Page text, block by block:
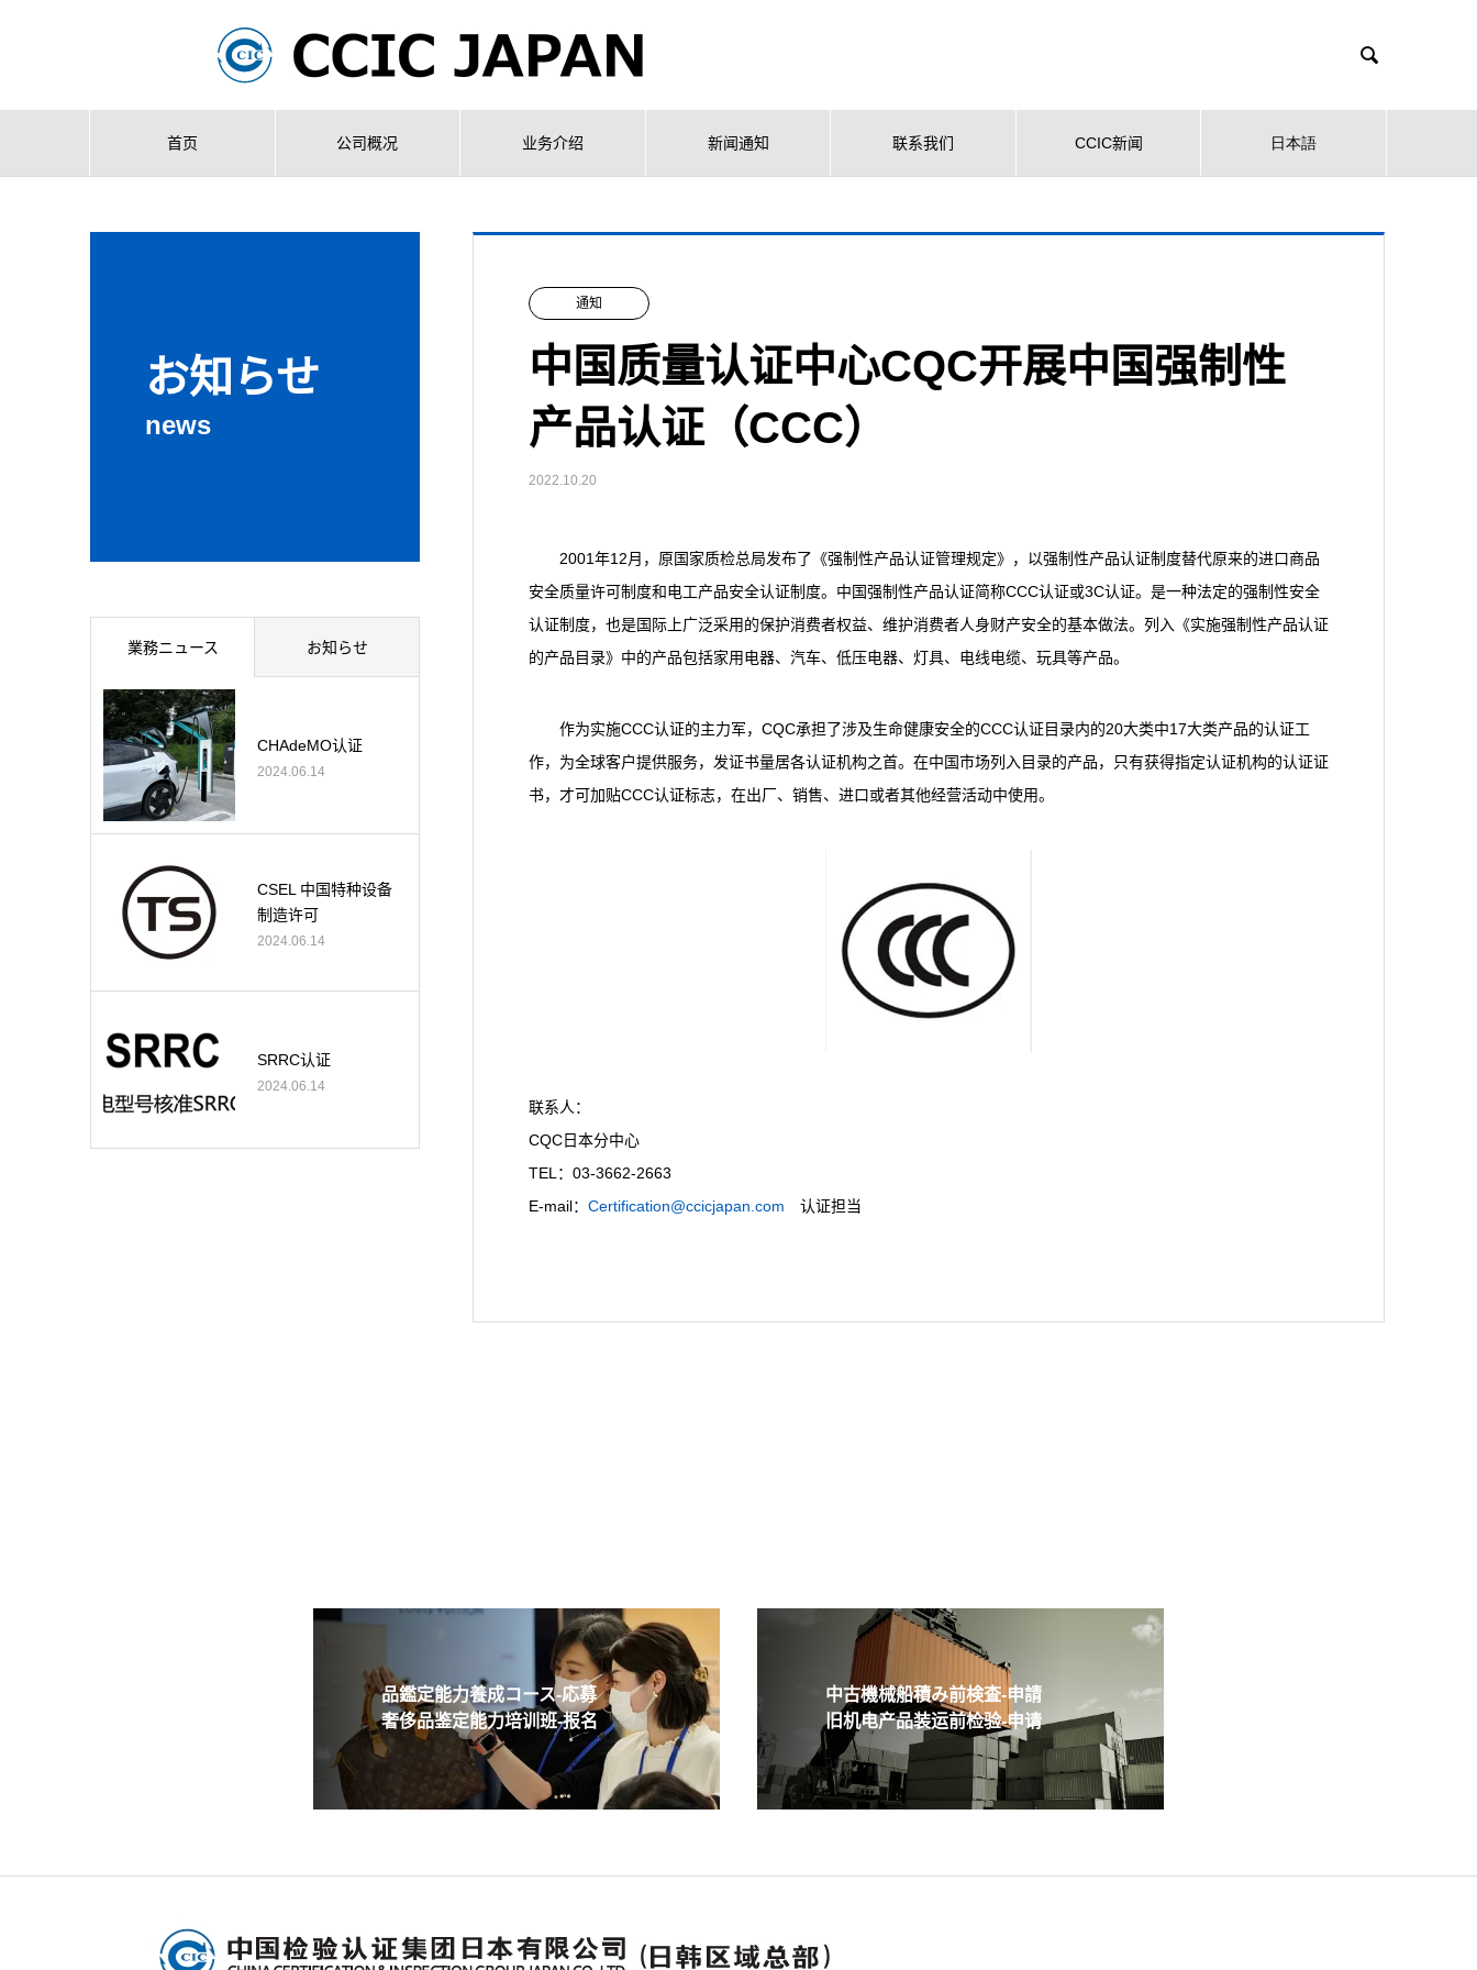

首页 公司概况 业务介绍 新闻通知 联系我们 CCIC新闻 日本語
お知らせ
news
通知
中国质量认证中心CQC开展中国强制性
产品认证（CCC）
2022.10.20
2001年12月，原国家质检总局发布了《强制性产品认证管理规定》，以强制性产品认证制度替代原来的进口商品
安全质量许可制度和电工产品安全认证制度。中国强制性产品认证简称CCC认证或3C认证。是一种法定的强制性安全
认证制度，也是国际上广泛采用的保护消费者权益、维护消费者人身财产安全的基本做法。列入《实施强制性产品认证
的产品目录》中的产品包括家用电器、汽车、低压电器、灯具、电线电缆、玩具等产品。
作为实施CCC认证的主力军，CQC承担了涉及生命健康安全的CCC认证目录内的20大类中17大类产品的认证工
作，为全球客户提供服务，发证书量居各认证机构之首。在中国市场列入目录的产品，只有获得指定认证机构的认证证
书，才可加贴CCC认证标志，在出厂、销售、进口或者其他经营活动中使用。
联系人：
CQC日本分中心
TEL：03-3662-2663
E-mail： Certification@ccicjapan.com 认证担当
業務ニュース お知らせ
CHAdeMO认证
2024.06.14
CSEL 中国特种设备
制造许可
2024.06.14
SRRC认证
2024.06.14
品鑑定能力養成コース-応募
奢侈品鉴定能力培训班-报名
中古機械船積み前検査-申請
旧机电产品装运前检验-申请